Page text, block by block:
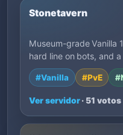
Stonetavern
Museum-grade Vanilla
hard line on bots, and
#Vanilla #PvE
Ver servidor· 51 votos